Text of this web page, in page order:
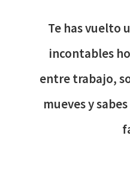
Te has vuelto
incontables
entre trabajo,
mueves y